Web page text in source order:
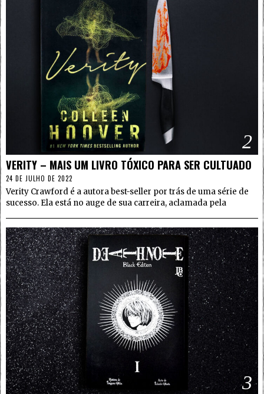
2
VERITY – MAIS UM LIVRO TÓXICO PARA SER CULTUADO
24 DE JULHO DE 2022
Verity Crawford é a autora best-seller por trás de uma série de
sucesso. Ela está no auge de sua carreira, aclamada pela
3